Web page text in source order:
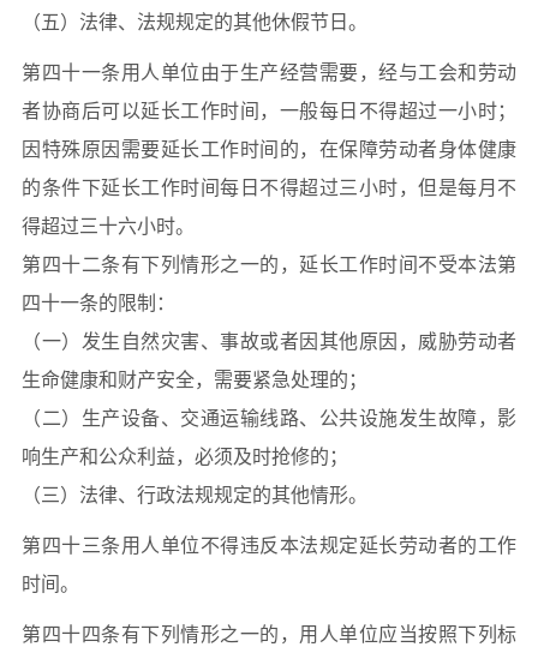
（五）法律、法规规定的其他休假节日。
第四十一条用人单位由于生产经营需要，经与工会和劳动
者协商后可以延长工作时间，一般每日不得超过一小时；
因特殊原因需要延长工作时间的，在保障劳动者身体健康
的条件下延长工作时间每日不得超过三小时，但是每月不
得超过三十六小时。
第四十二条有下列情形之一的，延长工作时间不受本法第
四十一条的限制：
（一）发生自然灾害、事故或者因其他原因，威胁劳动者
生命健康和财产安全，需要紧急处理的；
（二）生产设备、交通运输线路、公共设施发生故障，影
响生产和公众利益，必须及时抢修的；
（三）法律、行政法规规定的其他情形。
第四十三条用人单位不得违反本法规定延长劳动者的工作
时间。
第四十四条有下列情形之一的，用人单位应当按照下列标